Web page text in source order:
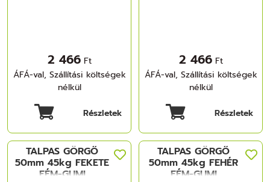
2 466 Ft
ÁFÁ-val, Szállítási költségek
nélkül
Részletek
2 466 Ft
ÁFÁ-val, Szállítási költségek
nélkül
Részletek
TALPAS GÖRGŐ
50mm 45kg FEKETE
FÉM-GUMI
TALPAS GÖRGŐ
50mm 45kg FEHÉR
FÉM-GUMI